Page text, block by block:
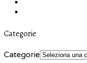
Categorie
Categorie